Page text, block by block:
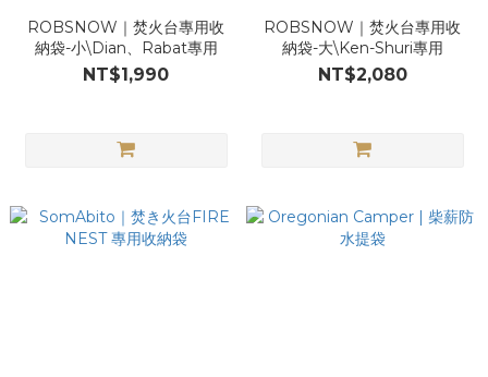
ROBSNOW｜焚火台專用收
納袋-小\Dian、Rabat專用
NT$1,990
ROBSNOW｜焚火台專用收
納袋-大\Ken-Shuri專用
NT$2,080